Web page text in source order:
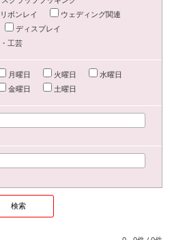
ボンレイ
ウェディング関連
ディスプレイ
工芸
月曜日 火曜日
水曜日
金曜日 土曜日